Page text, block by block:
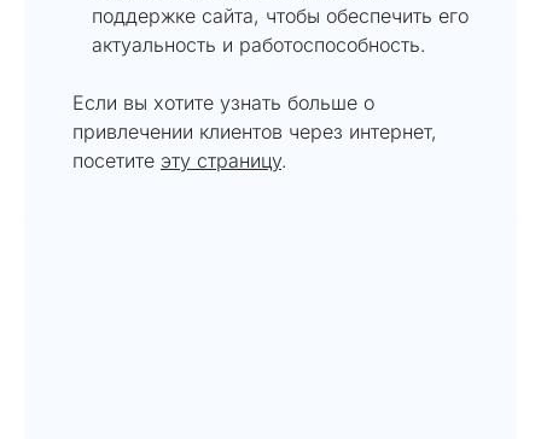
поддержке сайта, чтобы обеспечить его
актуальность и работоспособность.
Если вы хотите узнать больше о
привлечении клиентов через интернет,
посетите эту страницу.